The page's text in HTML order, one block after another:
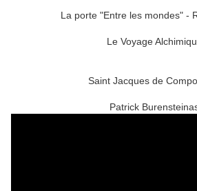
La porte "Entre les mondes" -
Le Voyage
Saint Jacques de
Patrick